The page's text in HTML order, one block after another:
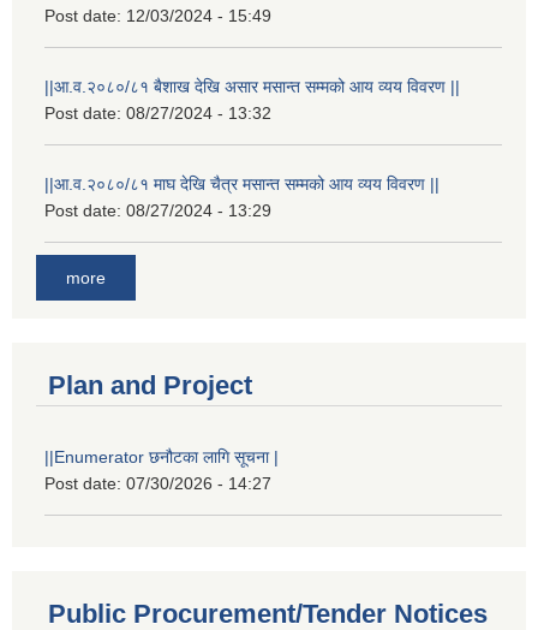
Post date: 12/03/2024 - 15:49
||आ.व.२०८०/८१ बैशाख देखि असार मसान्त सम्मको आय व्यय विवरण ||
Post date: 08/27/2024 - 13:32
||आ.व.२०८०/८१ माघ देखि चैत्र मसान्त सम्मको आय व्यय विवरण ||
Post date: 08/27/2024 - 13:29
more
Plan and Project
||Enumerator छनौटका लागि सूचना |
Post date: 07/30/2026 - 14:27
Public Procurement/Tender Notices